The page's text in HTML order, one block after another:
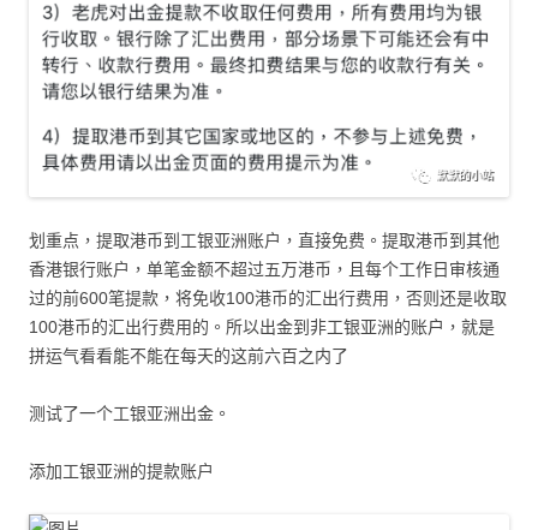
划重点，提取港币到工银亚洲账户，直接免费。提取港币到其他
香港银行账户，单笔金额不超过五万港币，且每个工作日审核通
过的前600笔提款，将免收100港币的汇出行费用，否则还是收取
100港币的汇出行费用的。所以出金到非工银亚洲的账户，就是
拼运气看看能不能在每天的这前六百之内了
测试了一个工银亚洲出金。
添加工银亚洲的提款账户